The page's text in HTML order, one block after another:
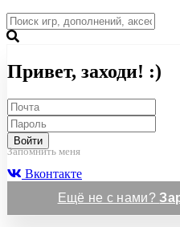
Привет, заходи! :)
Войти
Запомнить меня
Вконтакте
Ещё не с нами?